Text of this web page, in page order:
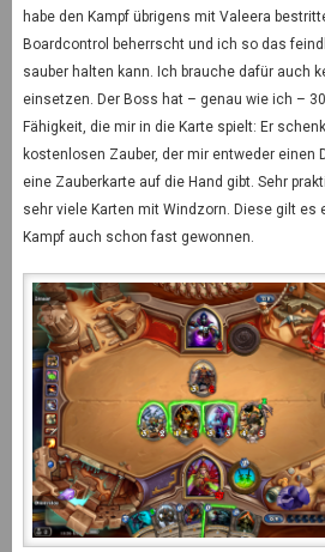
habe den Kampf übrigens mit Valeera
Boardcontrol beherrscht und ich so das
sauber halten kann. Ich brauche dafür auch
einsetzen. Der Boss hat – genau wie ich –
Fähigkeit, die mir in die Karte spielt: Er
kostenlosen Zauber, der mir entweder einen
eine Zauberkarte auf die Hand gibt. Sehr
sehr viele Karten mit Windzorn. Diese gilt es
Kampf auch schon fast gewonnen.